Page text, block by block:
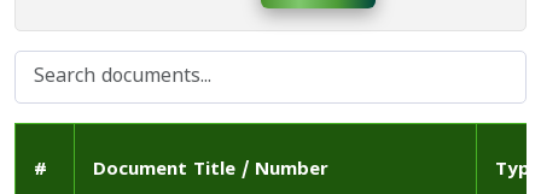
# Document Title / Number Type